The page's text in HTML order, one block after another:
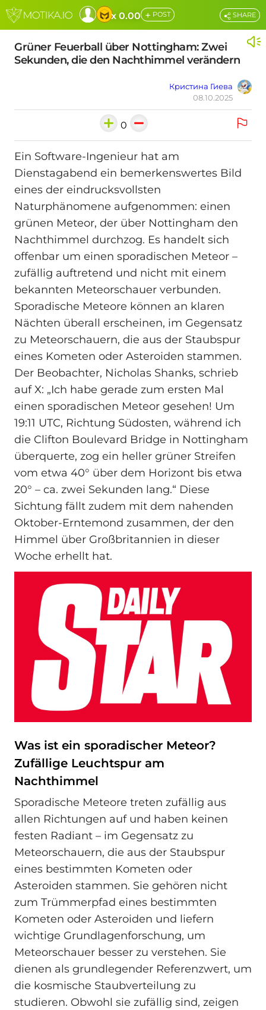
x 0.00 + POST
Grüner Feuerball über Nottingham: Zwei
Sekunden, die den Nachthimmel verändern
Кристина Гиева
08.10.2025
SHARE
0
Ein Software-Ingenieur hat am
Dienstagabend ein bemerkenswertes Bild
eines der eindrucksvollsten
Naturphänomene aufgenommen: einen
grünen Meteor, der über Nottingham den
Nachthimmel durchzog. Es handelt sich
offenbar um einen sporadischen Meteor –
zufällig auftretend und nicht mit einem
bekannten Meteorschauer verbunden.
Sporadische Meteore können an klaren
Nächten überall erscheinen, im Gegensatz
zu Meteorschauern, die aus der Staubspur
eines Kometen oder Asteroiden stammen.
Der Beobachter, Nicholas Shanks, schrieb
auf X: „Ich habe gerade zum ersten Mal
einen sporadischen Meteor gesehen! Um
19:11 UTC, Richtung Südosten, während ich
die Clifton Boulevard Bridge in Nottingham
überquerte, zog ein heller grüner Streifen
vom etwa 40° über dem Horizont bis etwa
20° – ca. zwei Sekunden lang.“ Diese
Sichtung fällt zudem mit dem nahenden
Oktober-Erntemond zusammen, der den
Himmel über Großbritannien in dieser
Woche erhellt hat.
Was ist ein sporadischer Meteor?
Zufällige Leuchtspur am
Nachthimmel
Sporadische Meteore treten zufällig aus
allen Richtungen auf und haben keinen
festen Radiant – im Gegensatz zu
Meteorschauern, die aus der Staubspur
eines bestimmten Kometen oder
Asteroiden stammen. Sie gehören nicht
zum Trümmerpfad eines bestimmten
Kometen oder Asteroiden und liefern
wichtige Grundlagenforschung, um
Meteorschauer besser zu verstehen. Sie
dienen als grundlegender Referenzwert, um
die kosmische Staubverteilung zu
studieren. Obwohl sie zufällig sind, zeigen